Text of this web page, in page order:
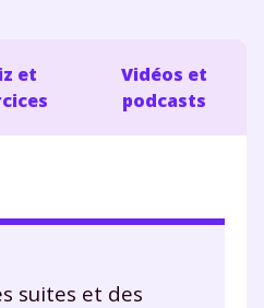
et
Vidéos et
podcasts
suites et des